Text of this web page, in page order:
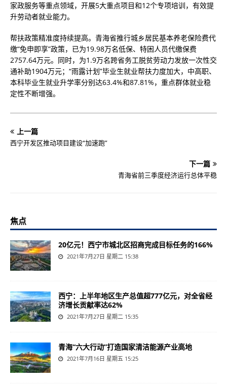
家政服务等重点领域，开展5大重点项目和12个专项培训，有效提
升劳动者就业能力。
帮扶政策精准度持续提高。青海省推行城乡居民基本养老保险费代
缴“免申即享”政策，已为19.98万名低保、特困人员代缴保费
2757.64万元。同时，为1.9万名跨省务工脱贫劳动力发放一次性交
通补助1904万元；“雨露计划”毕业生就业帮扶力度加大，中高职、
本科毕业生就业升学率分别达63.4%和87.81%，重点群体就业稳
定性不断增强。
上一篇
西宁开发区推动项目建设“加速跑”
下一篇
青海省前三季度经济运行总体平稳
焦点
20亿元！西宁市城北区招商完成目标任务的166%
2021年7月27日 星期二 15:38
西宁：上半年地区生产总值超777亿元，对全省经
济增长贡献率达62%
2021年7月27日 星期二 15:35
青海“六大行动”打造国家清洁能源产业高地
2021年7月16日 星期五 15:25